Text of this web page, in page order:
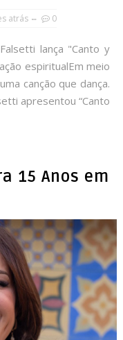
atrás 0
lança "Canto y
espiritualEm meio
canção que dança.
apresentou “Canto
15 Anos em